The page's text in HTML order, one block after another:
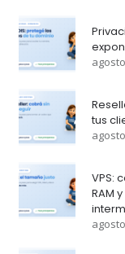
tus
VPS:
RAM